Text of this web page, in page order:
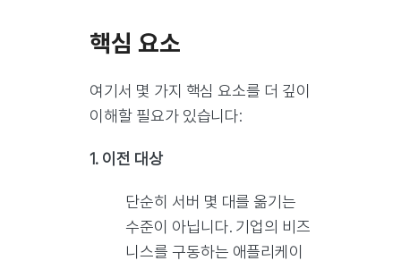
핵심 요소
여기서 몇 가지 핵심 요소를 더 깊이
이해할 필요가 있습니다:
1. 이전 대상
단순히 서버 몇 대를 옮기는
수준이 아닙니다. 기업의 비즈
니스를 구동하는 애플리케이